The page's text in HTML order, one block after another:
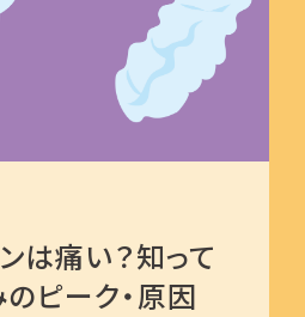
は痛い？知って
ピーク・原因